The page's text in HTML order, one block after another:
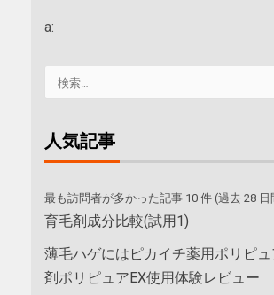
a:
人気記事
最も訪問者が多かった記事 10 件 (過去 28 日
育毛剤成分比較(試用1)
薄毛ハゲにはピカイチ薬用ポリピ
剤ポリピュアEX使用体験レビュー